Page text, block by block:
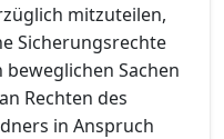
mitzuteilen,
Sicherungsrechte
beweglichen Sachen
Rechten des
in Anspruch